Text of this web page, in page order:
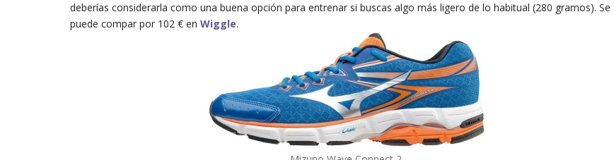
deberías considerarla como una buena opción para entrenar si buscas algo más ligero de lo habitual (280 gramos). Se
puede compar por 102 € en Wiggle.